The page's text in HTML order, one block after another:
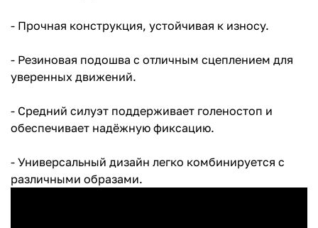
- Прочная конструкция, устойчивая к износу.
- Резиновая подошва с отличным сцеплением для
уверенных движений.
- Средний силуэт поддерживает голеностоп и
обеспечивает надёжную фиксацию.
- Универсальный дизайн легко комбинируется с
различными образами.